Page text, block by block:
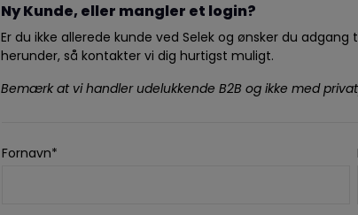
Ny Kunde, eller mangler et login?
Er du ikke allerede kunde ved Selek og ønsker du
herunder, så kontakter vi dig hurtigst muligt.
Bemærk at vi handler udelukkende B2B og ikke med
Fornavn*